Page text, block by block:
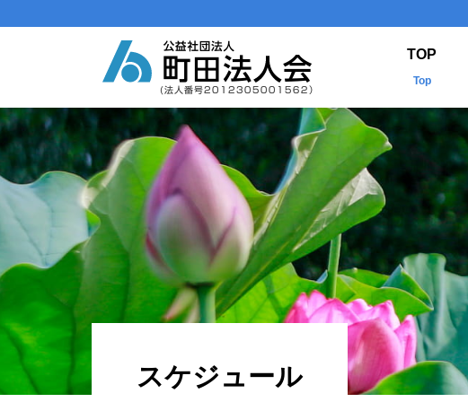
コンテンツへスキップ
メインナビゲーション
TOP
Top
スケジュール